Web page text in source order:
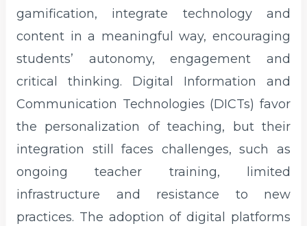
gamification, integrate technology and
content in a meaningful way, encouraging
students’ autonomy, engagement and
critical thinking. Digital Information and
Communication Technologies (DICTs) favor
the personalization of teaching, but their
integration still faces challenges, such as
ongoing teacher training, limited
infrastructure and resistance to new
practices. The adoption of digital platforms